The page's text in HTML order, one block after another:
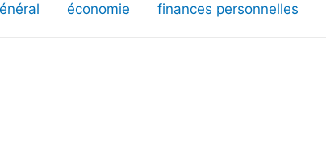
économie finances personnelles